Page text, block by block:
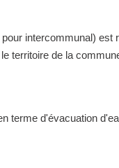
intercommunal)
territoire de la
terme d'évacuation